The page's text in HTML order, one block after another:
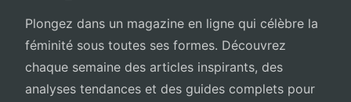
Plongez dans un magazine en ligne qui célèbre la
féminité sous toutes ses formes. Découvrez
chaque semaine des articles inspirants, des
analyses tendances et des guides complets pour